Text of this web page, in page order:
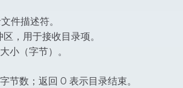
件描述符。
区，用于接收目录项。
小（字节）。
节数；返回 0 表示目录结束。